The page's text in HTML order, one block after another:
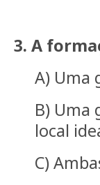
3. A
A) Uma
B) Uma
local
C)